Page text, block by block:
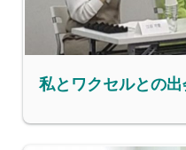
私とワクセルとの